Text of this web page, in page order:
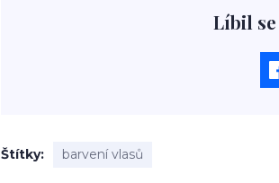
Líbil
Štítky barvení vlasů